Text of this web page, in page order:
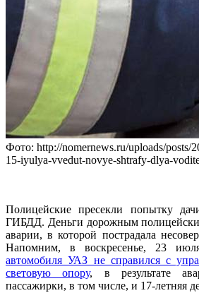
Фото: http://nomernews.ru/uploads/posts/
15-iyulya-vvedut-novye-shtrafy-dlya-
Полицейские пресекли попытку
ГИБДД. Деньги дорожным
аварии, в которой пострадала
Напомним, в воскресенье, 23
автомобиля УАЗ не справился с
световую опору, в результате
пассажирки, в том числе, и 17-летняя